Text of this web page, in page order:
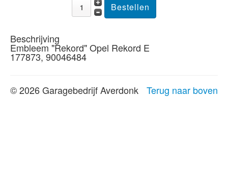
Beschrijving
Embleem "Rekord" Opel Rekord E
177873, 90046484
Terug naar boven
© 2026 Garagebedrijf Averdonk